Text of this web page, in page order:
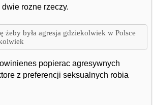
rozne rzeczy.
żeby była agresja gdziekolwiek w Polsce
popierac agresywnych
z preferencji seksualnych robia